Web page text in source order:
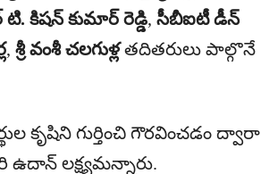
కిషన్ కుమార్ రెడ్డి, సీబీఐటీ డీన్
, శ్రీ వంశీ చలగుళ్లతదితరులు పాల్గొనే
కృషిని గుర్తించి గౌరవించడం ద్వారా
లక్ష్యమన్నారు.